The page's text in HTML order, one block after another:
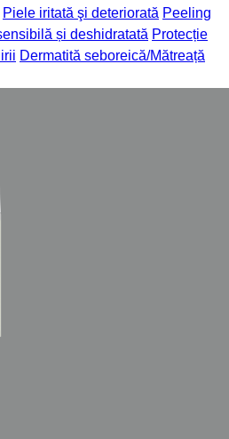
Piele iritată şi deteriorată Peeling
și deshidratată Protecție
Dermatită seboreică/Mătreață